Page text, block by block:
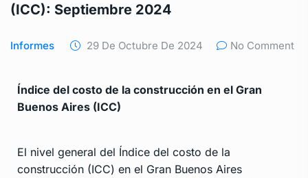
(ICC): Septiembre 2024
Informes 29 De Octubre De 2024 No Comment
Índice del costo de la construcción en el Gran
Buenos Aires (ICC)
El nivel general del Índice del costo de la
construcción (ICC) en el Gran Buenos Aires